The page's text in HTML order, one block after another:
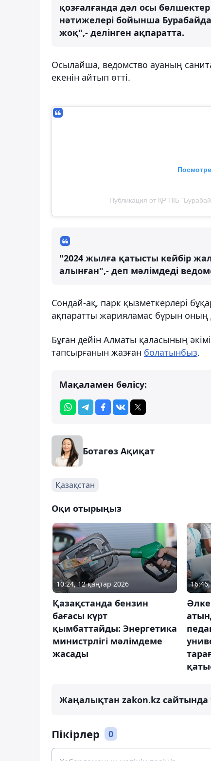
қозғалғанда дәл осы
нәтижелері бойынша
жоқ",- делінген ақпаратта.
Осылайша, ведомство ауаның
екенін айтып өтті.
Публикация от ҚР ПІБ
"2024 жылға қатысты кейбір
алынған",- деп мәлімдеді
Сондай-ақ, парк қызметкерлері
ақпаратты жарияламас бұрын оның
Бұған дейін Алматы қаласының
тапсырғанын жазған болатынбыз.
Мақаламен бөлісу:
Ботагөз Ақиқат
Қазақстан
Оқи отырыңыз
10:24, 12 қаңтар 2026
Қазақстанда бензин
бағасы күрт
қымбаттайды: Энергетика
министрлігі мәлімдеме
жасады
Жаңалықтан zakon.kz сайтында
Пікірлер 0